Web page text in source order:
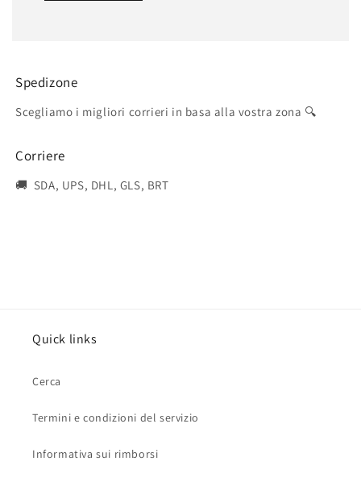
Spedizone
Scegliamo i migliori corrieri in basa alla vostra zona 🔍
Corriere
🚚 SDA, UPS, DHL, GLS, BRT
Quick links
Cerca
Termini e condizioni del servizio
Informativa sui rimborsi